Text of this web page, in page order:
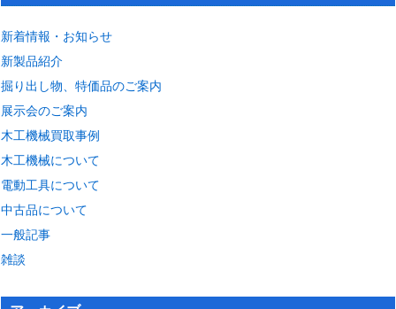
新着情報・お知らせ
新製品紹介
掘り出し物、特価品のご案内
展示会のご案内
木工機械買取事例
木工機械について
電動工具について
中古品について
一般記事
雑談